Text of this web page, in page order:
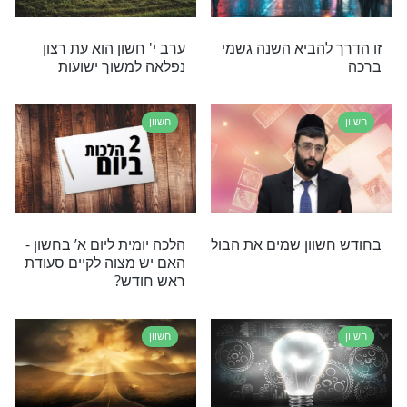
הבאה
מדוע נקרא כך
בשנה העברית
מזל עקרב ביהדות: כל מה
שרציתם לדעת על בני מזל
עקרב, מזלו של חודש חשון
חשוון